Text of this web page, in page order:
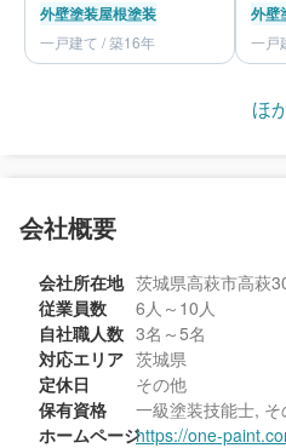
外壁塗装屋根塗装
一戸建て / 築16年
外壁
一戸
ほ
会社概要
会社所在地 茨城県高萩市高萩
従業員数
6人～10人
自社職人数 3名～5名
対応エリア 茨城県
定休日
その他
保有資格
一級塗装技能士, そ
ホームページhttps://one-